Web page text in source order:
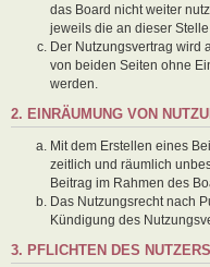
das Board nicht weiter
jeweils die an dieser
Der Nutzungsvertrag wird
von beiden Seiten ohne
werden.
2. EINRÄUMUNG VON
Mit dem Erstellen eines
zeitlich und räumlich
Beitrag im Rahmen des
Das Nutzungsrecht nach
Kündigung des
3. PFLICHTEN DES NUTZERS